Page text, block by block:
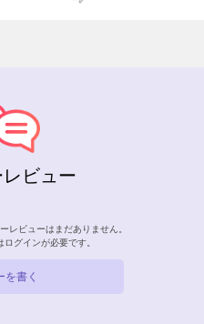
ビュー
レビューはまだありません。
ログインが必要です。
を書く